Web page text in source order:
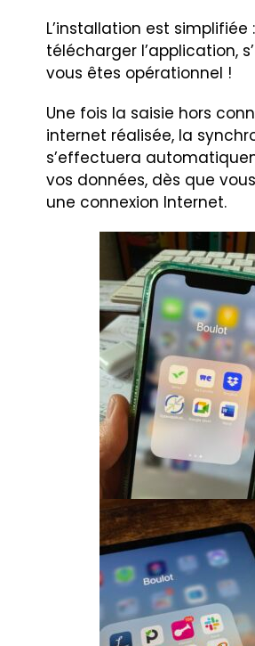
L’installation est simplifiée
télécharger l’application,
vous êtes opérationnel !
Une fois la saisie hors
internet réalisée, la
s’effectuera
vos données, dès que
une connexion Internet.